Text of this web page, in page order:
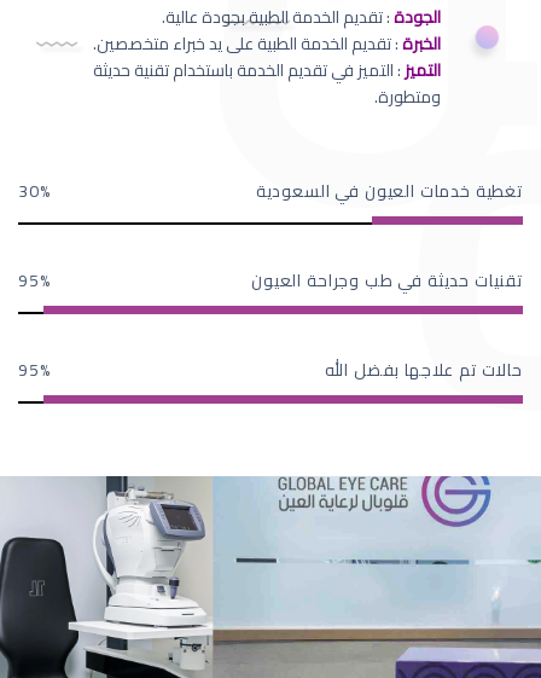
الجودة: تقديم الخدمة الطبية بجودة عالية.
الخبرة: تقديم الخدمة الطبية على يد خبراء متخصصين.
التميز: التميز في تقديم الخدمة باستخدام تقنية حديثة
ومتطورة.
تغطية خدمات العيون في السعودية 30
تقنيات حديثة في طب وجراحة العيون 95
حالات تم علاجها بفضل الله 95